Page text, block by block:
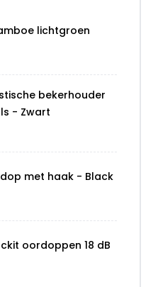
lichtgroen
bekerhouder
- Zwart
met haak - Black
oordoppen 18 dB